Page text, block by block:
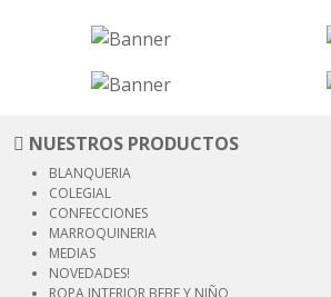
NUESTROS PRODUCTOS
BLANQUERIA
COLEGIAL
CONFECCIONES
MARROQUINERIA
MEDIAS
NOVEDADES!